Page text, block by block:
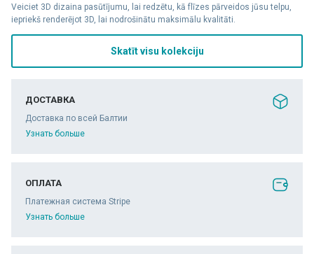
Veiciet 3D dizaina pasūtījumu, lai redzētu, kā flīzes pārveidos jūsu telpu,
iepriekš renderējot 3D, lai nodrošinātu maksimālu kvalitāti.
Skatīt visu kolekciju
ДОСТАВКА
Доставка по всей Балтии
Узнать больше
ОПЛАТА
Платежная система Stripe
Узнать больше